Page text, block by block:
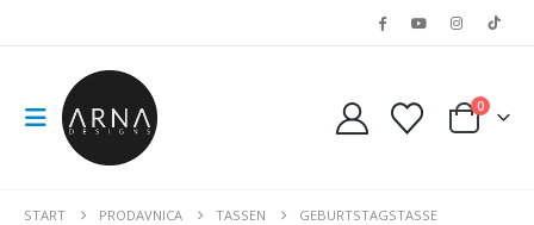
0
START PRODAVNICA TASSEN GEBURTSTAGSTASSE